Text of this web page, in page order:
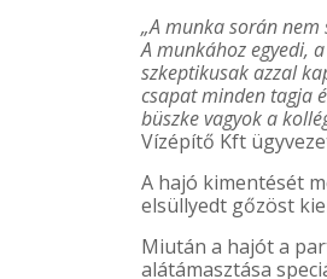
„A munka során
A munkához egyedi,
szkeptikusak azzal
csapat minden tagja
büszke vagyok a
Vízépítő Kft
A hajó kimentését
elsüllyedt gőzöst
Miután a hajót a
alátámasztása